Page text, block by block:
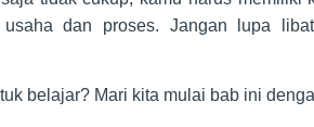
dan proses. Jangan lupa
belajar? Mari kita mulai bab ini